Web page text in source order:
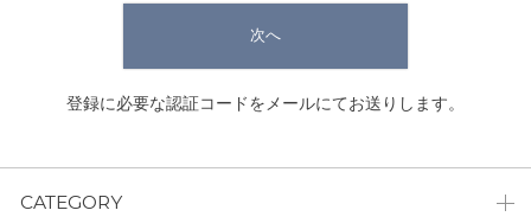
次へ
登録に必要な認証コードをメールにてお送りします。
CATEGORY